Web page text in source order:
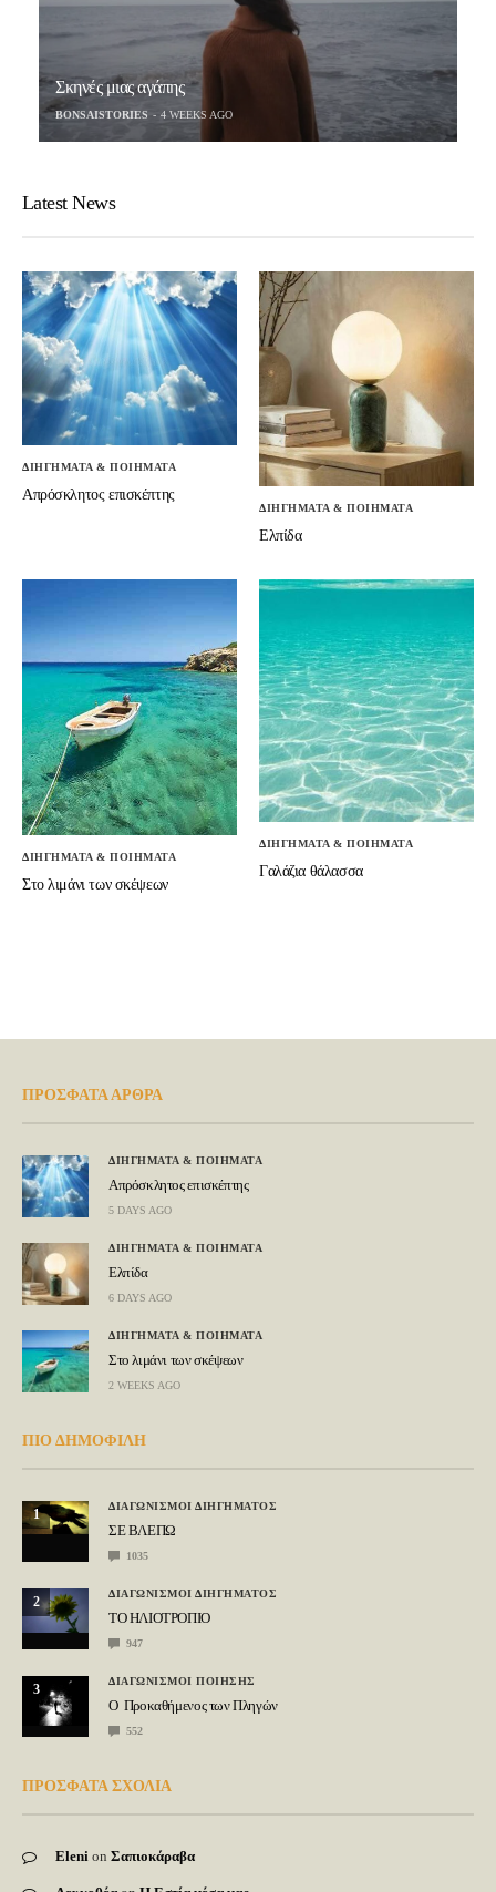
Σκηνές μιας αγάπης
BONSAISTORIES 4 WEEKS AGO
Latest News
ΔΙΗΓΗΜΑΤΑ & ΠΟΙΗΜΑΤΑ
Απρόσκλητος επισκέπτης
ΔΙΗΓΗΜΑΤΑ & ΠΟΙΗΜΑΤΑ
Ελπίδα
ΔΙΗΓΗΜΑΤΑ & ΠΟΙΗΜΑΤΑ
Στο λιμάνι των σκέψεων
ΔΙΗΓΗΜΑΤΑ & ΠΟΙΗΜΑΤΑ
Γαλάζια θάλασσα
ΠΡΟΣΦΑΤΑ ΑΡΘΡΑ
ΔΙΗΓΗΜΑΤΑ & ΠΟΙΗΜΑΤΑ
Απρόσκλητος επισκέπτης
5 DAYS AGO
ΔΙΗΓΗΜΑΤΑ & ΠΟΙΗΜΑΤΑ
Ελπίδα
6 DAYS AGO
ΔΙΗΓΗΜΑΤΑ & ΠΟΙΗΜΑΤΑ
Στο λιμάνι των σκέψεων
2 WEEKS AGO
ΠΙΟ ΔΗΜΟΦΙΛΗ
1
ΔΙΑΓΩΝΙΣΜΟΙ ΔΙΗΓΗΜΑΤΟΣ
ΣΕ ΒΛΕΠΩ
1035
2
ΔΙΑΓΩΝΙΣΜΟΙ ΔΙΗΓΗΜΑΤΟΣ
ΤΟ ΗΛΙΟΤΡΟΠΙΟ
947
3
ΔΙΑΓΩΝΙΣΜΟΙ ΠΟΙΗΣΗΣ
Ο Προκαθήμενος των Πληγών
552
ΠΡΟΣΦΑΤΑ ΣΧΟΛΙΑ
Eleni on Σαπιοκάραβα